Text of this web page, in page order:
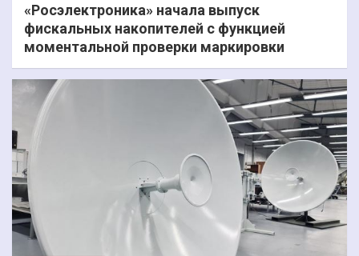
«Росэлектроника» начала выпуск
фискальных накопителей с функцией
моментальной проверки маркировки